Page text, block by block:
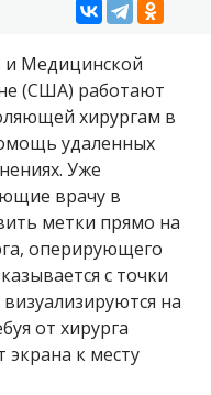
и Медицинской
(США) работают
хирургам в
удаленных
Уже
врачу в
метки прямо на
оперирующего
с точки
на
от хирурга
экрана к месту